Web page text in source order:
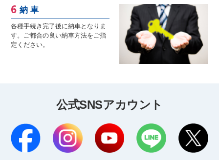
納 車
各種手続き完了後に納車となりま
す。ご都合の良い納車方法をご指
定ください。
公式SNSアカウント